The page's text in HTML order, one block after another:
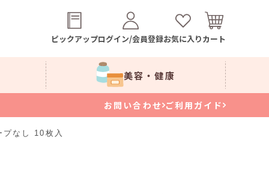
ピックアップログイン/会員登録お気に入りカート
美容・健康
お問い合わせ ご利用ガイド
プなし 10枚入